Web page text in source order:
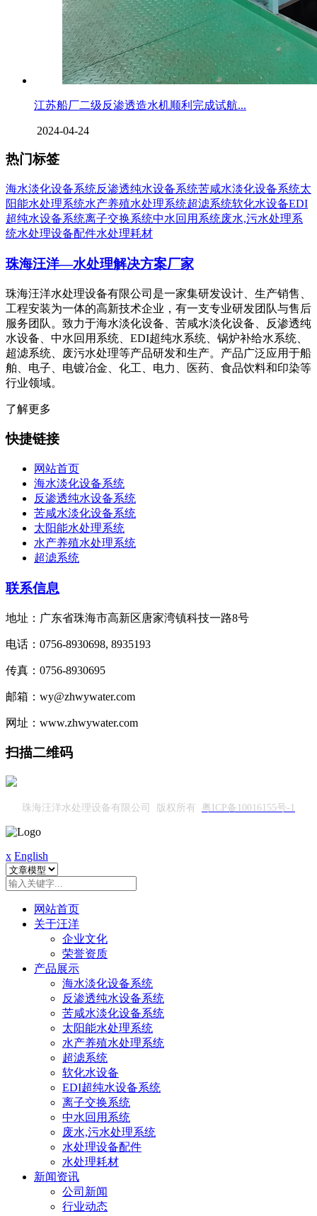
江苏船厂二级反渗透造水机顺利完成试航...
2024-04-24
热门标签
海水淡化设备系统反渗透纯水设备系统苦咸水淡化设备系统太
阳能水处理系统水产养殖水处理系统超滤系统软化水设备EDI
超纯水设备系统离子交换系统中水回用系统废水,污水处理系
统水处理设备配件水处理耗材
珠海汪洋—水处理解决方案厂家
珠海汪洋水处理设备有限公司是一家集研发设计、生产销售、
工程安装为一体的高新技术企业，有一支专业研发团队与售后
服务团队。致力于海水淡化设备、苦咸水淡化设备、反渗透纯
水设备、中水回用系统、EDI超纯水系统、锅炉补给水系统、
超滤系统、废污水处理等产品研发和生产。产品广泛应用于船
舶、电子、电镀冶金、化工、电力、医药、食品饮料和印染等
行业领域。
了解更多
快捷链接
网站首页
海水淡化设备系统
反渗透纯水设备系统
苦咸水淡化设备系统
太阳能水处理系统
水产养殖水处理系统
超滤系统
联系信息
地址：广东省珠海市高新区唐家湾镇科技一路8号
电话：0756-8930698, 8935193
传真：0756-8930695
邮箱：wy@zhwywater.com
网址：www.zhwywater.com
扫描二维码
珠海汪洋水处理设备有限公司 版权所有 粤ICP备10016155号-1
x English
网站首页
关于汪洋
企业文化
荣誉资质
产品展示
海水淡化设备系统
反渗透纯水设备系统
苦咸水淡化设备系统
太阳能水处理系统
水产养殖水处理系统
超滤系统
软化水设备
EDI超纯水设备系统
离子交换系统
中水回用系统
废水,污水处理系统
水处理设备配件
水处理耗材
新闻资讯
公司新闻
行业动态